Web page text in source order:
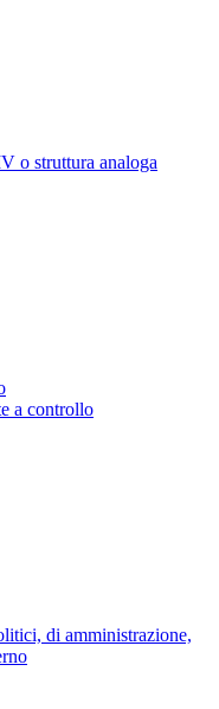
o struttura analoga
a controllo
di amministrazione,